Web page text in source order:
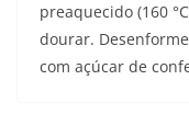
preaquecido (160
dourar.
com açúcar de